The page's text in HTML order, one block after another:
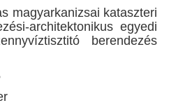
magyarkanizsai kataszteri
architektonikus egyedi
berendezés